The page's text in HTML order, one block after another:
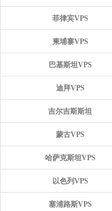
菲律宾VPS
柬埔寨VPS
巴基斯坦VPS
迪拜VPS
吉尔吉斯斯坦
蒙古VPS
哈萨克斯坦VPS
以色列VPS
塞浦路斯VPS